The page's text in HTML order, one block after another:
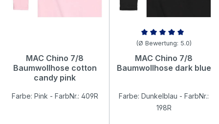
MAC Chino 7/8
Baumwollhose cotton
candy pink
Farbe: Pink - FarbNr.: 409R
Durchschnittliche Bewertung
(Ø Bewertung: 5.0)
MAC Chino 7/8
Baumwollhose dark blue
Farbe: Dunkelblau - FarbNr.:
198R